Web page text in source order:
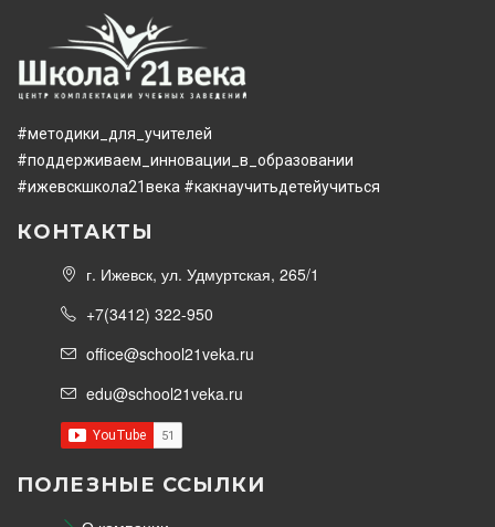
#методики_для_учителей
#поддерживаем_инновации_в_образовании
#ижевскшкола21века #какнаучитьдетейучиться
КОНТАКТЫ
г. Ижевск, ул. Удмуртская, 265/1
+7(3412) 322-950
office@school21veka.ru
edu@school21veka.ru
ПОЛЕЗНЫЕ ССЫЛКИ